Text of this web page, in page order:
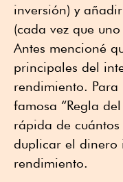
inversión) y
(cada vez que
Antes mencioné
principales del
rendimiento.
famosa “Regla
rápida de
duplicar el dinero
rendimiento.